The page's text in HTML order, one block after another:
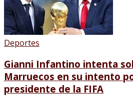
Deportes
Gianni Infantino intenta
Marruecos en su intento
presidente de la FIFA